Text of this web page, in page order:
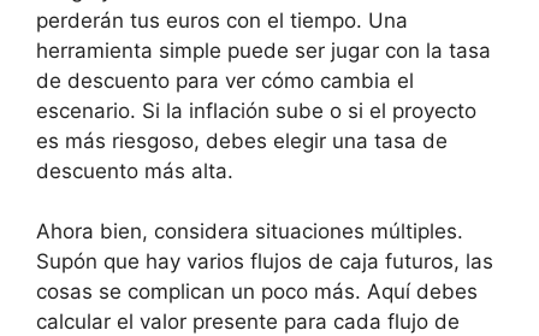
perderán⁤ tus euros con el tiempo. Una
herramienta simple puede ser ‍jugar con la⁢ tasa
de descuento para ver cómo cambia‍ el
escenario. Si la inflación sube o si⁢ el proyecto
es más riesgoso, debes elegir una tasa de
descuento‌ más alta.
Ahora bien, ​considera ‌situaciones​ múltiples.
Supón que⁢ hay varios flujos de caja futuros, ⁢las
cosas ‍se complican‌ un poco más. Aquí debes
calcular el valor ⁢presente‌ para cada flujo‍ de